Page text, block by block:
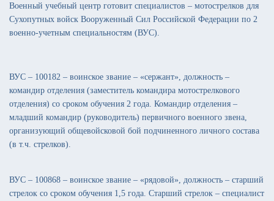
Военный учебный центр готовит специалистов – мотострелков для
Сухопутных войск Вооруженный Сил Российской Федерации по 2
военно-учетным специальностям (ВУС).
ВУС – 100182 – воинское звание – «сержант», должность –
командир отделения (заместитель командира мотострелкового
отделения) со сроком обучения 2 года. Командир отделения –
младший командир (руководитель) первичного военного звена,
организующий общевойсковой бой подчиненного личного состава
(в т.ч. стрелков).
ВУС – 100868 – воинское звание – «рядовой», должность – старший
стрелок со сроком обучения 1,5 года. Старший стрелок – специалист